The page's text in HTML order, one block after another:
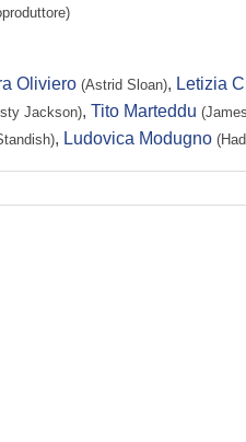
MacKay
Oliviero (Astrid Sloan), Letizia
Jackson), Tito Marteddu
, Ludovica Modugno